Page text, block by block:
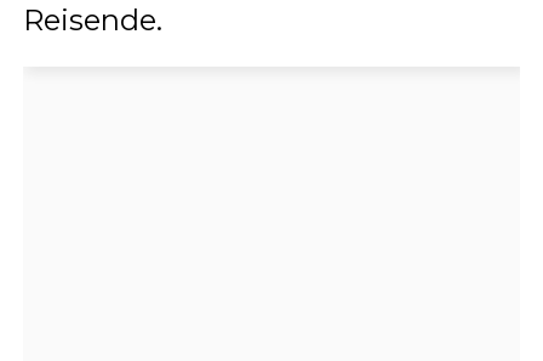
Reisende.